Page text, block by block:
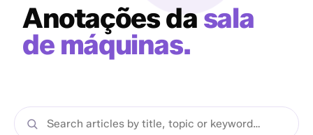
Anotações da sala
de máquinas.